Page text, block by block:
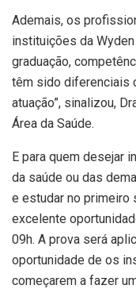
Ademais, os
instituições da
graduação,
têm sido diferenciais
atuação”, sinalizou,
Área da Saúde.
E para quem desejar
da saúde ou das
e estudar no primeiro
excelente
09h. A prova será
oportunidade de os
começarem a fazer